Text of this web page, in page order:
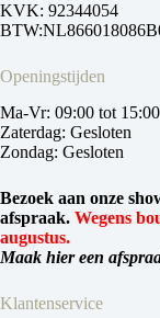
KVK: 92344054
Openingstijden
Ma-Vr: 09:00 tot 15:00
Zaterdag: Gesloten
Zondag: Gesloten
Bezoek aan onze
afspraak. Wegens
augustus.
Maak hier een
Klantenservice